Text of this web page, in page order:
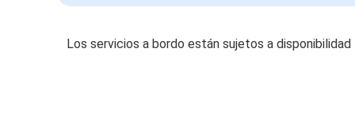
Los servicios a bordo están sujetos a disponibilidad